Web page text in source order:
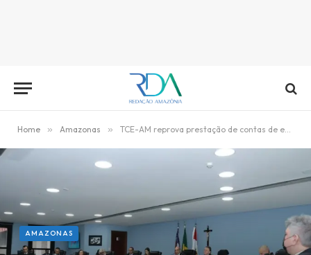
Home » Amazonas » TCE-AM reprova prestação de contas de ex-gestor do Funprev de Caapiranga
AMAZONAS